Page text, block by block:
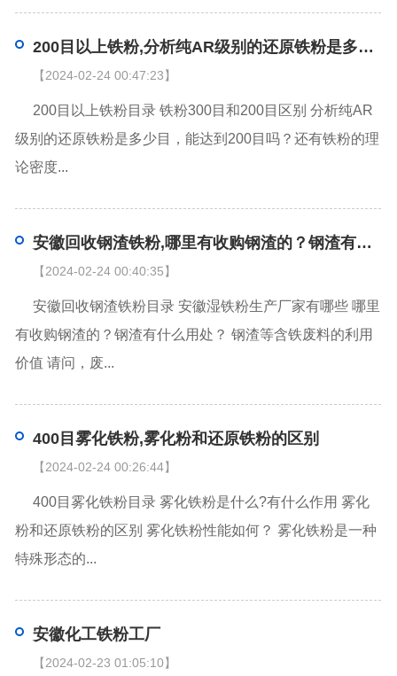
200目以上铁粉,分析纯AR级别的还原铁粉是多少目，能达到200目吗？还有铁粉的理论密度是多少？
【2024-02-24 00:47:23】
200目以上铁粉目录 铁粉300目和200目区别 分析纯AR
级别的还原铁粉是多少目，能达到200目吗？还有铁粉的理
论密度...
安徽回收钢渣铁粉,哪里有收购钢渣的？钢渣有什么用处？
【2024-02-24 00:40:35】
安徽回收钢渣铁粉目录 安徽湿铁粉生产厂家有哪些 哪里
有收购钢渣的？钢渣有什么用处？ 钢渣等含铁废料的利用
价值 请问，废...
400目雾化铁粉,雾化粉和还原铁粉的区别
【2024-02-24 00:26:44】
400目雾化铁粉目录 雾化铁粉是什么?有什么作用 雾化
粉和还原铁粉的区别 雾化铁粉性能如何？ 雾化铁粉是一种
特殊形态的...
安徽化工铁粉工厂
【2024-02-23 01:05:10】